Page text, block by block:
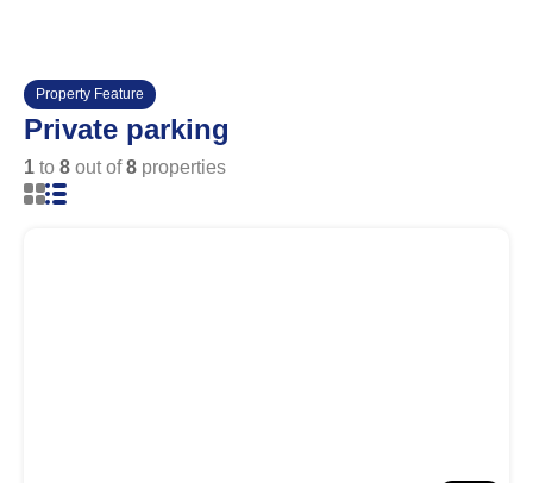
Property Feature
Private parking
1 to 8 out of8 properties